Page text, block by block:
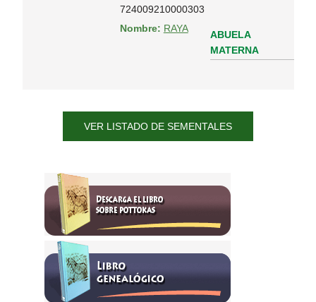
724009210000303
Nombre: RAYA
ABUELA
MATERNA
VER LISTADO DE SEMENTALES